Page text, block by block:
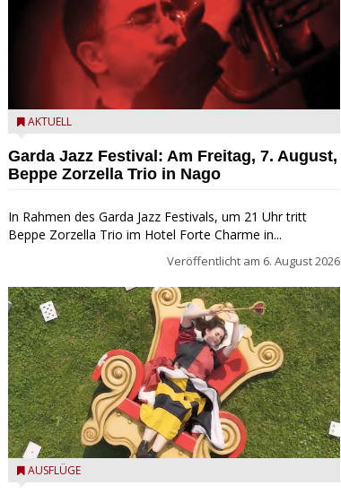
Beppe Zorzella Trio zu Gast beim Garda Jazz Festival
AKTUELL
Garda Jazz Festival: Am Freitag, 7. August,
Beppe Zorzella Trio in Nago
In Rahmen des Garda Jazz Festivals, um 21 Uhr tritt
Beppe Zorzella Trio im Hotel Forte Charme in...
Veröffentlicht am 6. August 2026
San Felice del Benaco: Drei Tage im Wunderland
AUSFLÜGE